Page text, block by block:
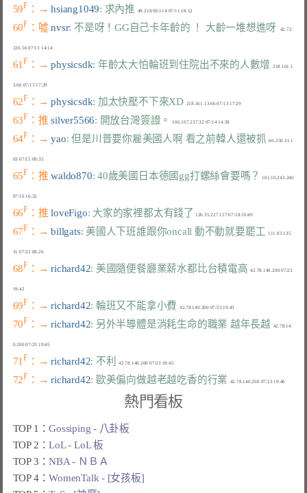
59F ：→ hsiang1049: 求內推
60F ：噓 nvsr: 不是呀！GG自己卡年齡的 ！ 大齡一堆想進呀
   42.72.
220.56 07/13 14:14
61F ：→ physicsdk: 年齡太大怕輪班到住院出不來的人數增
  218.161.1
62F ：→ physicsdk: 加太快壓不下來XD
63F ：推 silver5566: 開放台灣簽證。
64F ：→ yao: 但是川普要你雇美國人啊 看之前韓人還被抓
  60.250.31.1
03 07/15 09:35
65F ：推 waldo870: 40歲美國日本德國gg打螺絲會要嗎？ 101.10.243.240
66F ：推 loveFigo: 大家的家裡都太有錢了
67F ：→ billgats: 美國人下班誰跟你oncall 動不動就要罷工
  111.83.135.
31 07/22 08:26
68F ：→ richard42: 美國隨便餐廳業薪水都比台積電高
  42.78.140.200 07/23
69F ：→ richard42: 輪班又不能拿小費
70F ：→ richard42: 另外半導體是消耗生命的職業 越年長越
  42.78.14
0.200 07/23 19:45
71F ：→ richard42: 不利
  42.78.140.200 07/23 19:45
72F ：→ richard42: 歐美偏向做越老越吃香的行業
熱門看板
TOP 1：Gossiping - 八卦板
TOP 2：LoL - LoL 板
TOP 3：NBA - ＮＢＡ
TOP 4：WomenTalk - [女孩板]